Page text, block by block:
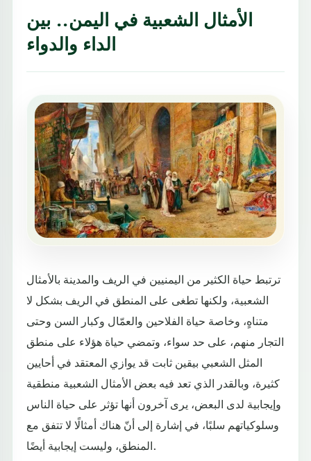
الأمثال الشعبية في اليمن.. بين
الداء والدواء
ترتبط حياة الكثير من اليمنيين في الريف والمدينة بالأمثال
الشعبية، ولكنها تطغى على المنطق في الريف بشكل لا
متناهٍ، وخاصة حياة الفلاحين والعمّال وكبار السن وحتى
التجار منهم، على حد سواء، وتمضي حياة هؤلاء على منطق
المثل الشعبي بيقين ثابت قد يوازي المعتقد في أحايين
كثيرة، وبالقدر الذي تعد فيه بعض الأمثال الشعبية منطقية
وإيجابية لدى البعض، يرى آخرون أنها تؤثر على حياة الناس
وسلوكياتهم سلبًا، في إشارة إلى أنّ هناك أمثالًا لا تتفق مع
المنطق، وليست إيجابية أيضًا.